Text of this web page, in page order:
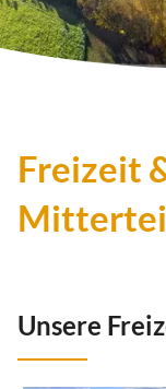
Freizeit
Unsere